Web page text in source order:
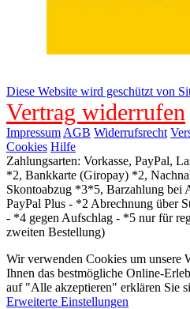
Diese Website wird geschützt von
Vertrag widerrufen
Impressum AGB Widerrufsrecht
Cookies Hilfe
Zahlungsarten: Vorkasse, PayPal,
*2, Bankkarte (Giropay) *2,
Skontoabzug *3*5, Barzahlung bei
PayPal Plus - *2 Abrechnung über
- *4 gegen Aufschlag - *5 nur für
zweiten Bestellung)
Wir verwenden Cookies um unsere
Ihnen das bestmögliche Online-
auf "Alle akzeptieren" erklären Sie
Erweiterte Einstellungen